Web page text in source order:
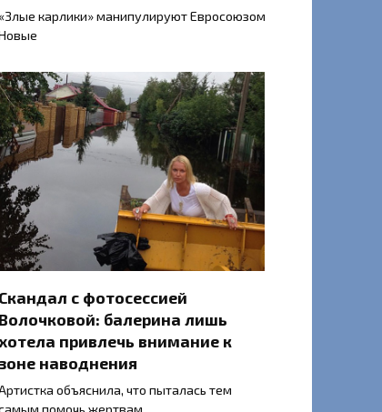
«Злые карлики» манипулируют Евросоюзом
Скандал с фотосессией
Волочковой: балерина лишь
хотела привлечь внимание к
зоне наводнения
объяснила, что пыталась тем
помочь жертвам